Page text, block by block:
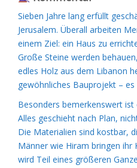
Sieben Jahre lang erfüllt
Jerusalem. Überall arbeiten
einem Ziel: ein Haus zu
Große Steine werden
edles Holz aus dem Libanon
gewöhnliches Bauprojekt –
Besonders bemerkenswert
Alles geschieht nach Plan,
Die Materialien sind kostbar,
Männer wie Hiram bringen
wird Teil eines größeren